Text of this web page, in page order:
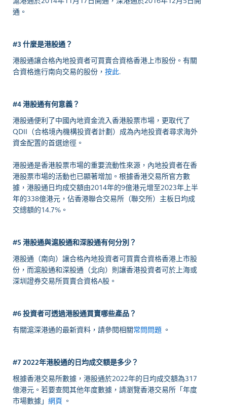
通。
#3 什麼是港股通？
港股通讓合格內地投資者可買賣合資格香港上市股份。有關
合資格進行南向交易的股份， 按此.
#4 港股通有何意義？
港股通便利了中國內地資金流入香港股票市場，更取代了
QDII（合格境內機構投資者計劃）成為內地投資者尋求海外
資金配置的首選途徑。
港股通是香港股票市場的重要流動性來源，內地投資者在香
港股票市場的活動也已顯著增加。根據香港交易所官方數
據，港股通日均成交額由2014年的9億港元增至2023年上半
年的338億港元，佔香港聯合交易所（聯交所）主板日均成
交總額的14.7%。
#5 港股通與滬股通和深股通有何分別？
港股通（南向）讓合格內地投資者可買賣合資格香港上市股
份，而滬股通和深股通（北向）則讓香港投資者可於上海或
深圳證券交易所買賣合資格A股。
#6 投資者可透過港股通買賣哪些產品？
有關滬深港通的最新資料，請參閱相關常問問題 。
#7 2022年港股通的日均成交額是多少？
根據香港交易所數據，港股通於2022年的日均成交額為317
億港元。若要查閱其他年度數據，請瀏覽香港交易所「年度
市場數據」 網頁 。